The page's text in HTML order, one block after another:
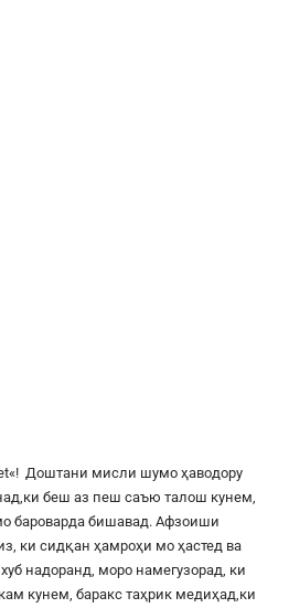
«! Доштани мисли шумо ҳаводору
беш аз пеш саъю талош кунем,
бароварда бишавад. Афзоиши
ки сидқан ҳамроҳи мо ҳастед ва
надоранд, моро намегузорад, ки
кунем, баракс таҳрик медиҳад,ки